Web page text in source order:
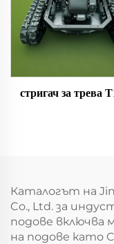
стригач за трева
Каталогът на
Co., Ltd. за
подове включва
на подове като